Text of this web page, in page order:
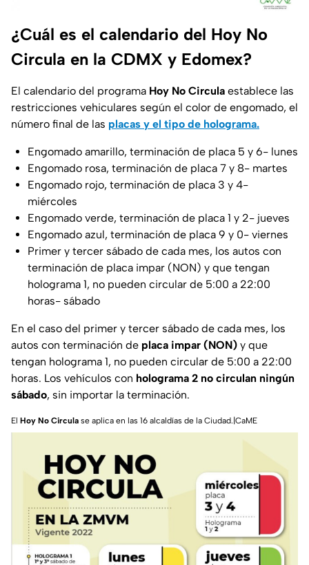
¿Cuál es el calendario del Hoy No
Circula en la CDMX y Edomex?
El calendario del programa Hoy No Circula establece las
restricciones vehiculares según el color de engomado, el
número final de las placas y el tipo de holograma.
Engomado amarillo, terminación de placa 5 y 6- lunes
Engomado rosa, terminación de placa 7 y 8- martes
Engomado rojo, terminación de placa 3 y 4-
miércoles
Engomado verde, terminación de placa 1 y 2- jueves
Engomado azul, terminación de placa 9 y 0- viernes
Primer y tercer sábado de cada mes, los autos con
terminación de placa impar (NON) y que tengan
holograma 1, no pueden circular de 5:00 a 22:00
horas- sábado
En el caso del primer y tercer sábado de cada mes, los
autos con terminación de placa impar (NON) y que
tengan holograma 1, no pueden circular de 5:00 a 22:00
horas. Los vehículos con holograma 2 no circulan ningún
sábado, sin importar la terminación.
El Hoy No Circula se aplica en las 16 alcaldías de la Ciudad.|CaME